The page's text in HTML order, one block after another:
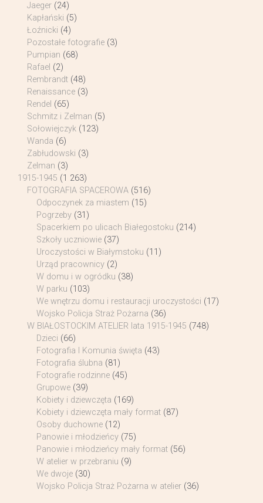
Jaeger (24)
Kapłański (5)
Łoźnicki (4)
Pozostałe fotografie (3)
Pumpian (68)
Rafael (2)
Rembrandt (48)
Renaissance (3)
Rendel (65)
Schmitz i Zelman (5)
Sołowiejczyk (123)
Wanda (6)
Zabłudowski (3)
Zelman (3)
1915-1945 (1 263)
FOTOGRAFIA SPACEROWA (516)
Odpoczynek za miastem (15)
Pogrzeby (31)
Spacerkiem po ulicach Białegostoku (214)
Szkoły uczniowie (37)
Uroczystości w Białymstoku (11)
Urząd pracownicy (2)
W domu i w ogródku (38)
W parku (103)
We wnętrzu domu i restauracji uroczystości (17)
Wojsko Policja Straż Pożarna (36)
W BIAŁOSTOCKIM ATELIER lata 1915-1945 (748)
Dzieci (66)
Fotografia I Komunia święta (43)
Fotografia ślubna (81)
Fotografie rodzinne (45)
Grupowe (39)
Kobiety i dziewczęta (169)
Kobiety i dziewczęta mały format (87)
Osoby duchowne (12)
Panowie i młodzieńcy (75)
Panowie i młodzieńcy mały format (56)
W atelier w przebraniu (9)
We dwoje (30)
Wojsko Policja Straż Pożarna w atelier (36)